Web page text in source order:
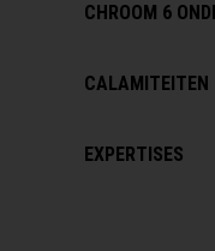
CHROOM 6
CALAMITEITEN
EXPERTISES